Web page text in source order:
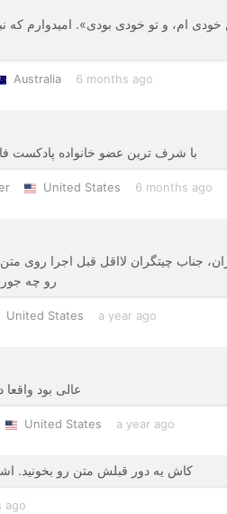
ام، و تو خودی بودی». امیدوارم که
Australia 6 months ago
با شرف ترین عضو خانواده پادکست
United States 6 months ago
رو چه
United States a year ago
عالی بود
United States a year ago
کاش یه دور قبلش متن رو بخونید.
ago